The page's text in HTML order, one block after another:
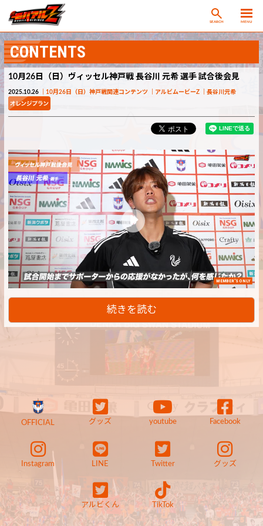
SEARCH MENU
CONTENTS
10月26日（日）ヴィッセル神戸戦 長谷川 元希 選手 試合後会見
2025.10.26 10月26日（日）神戸戦関連コンテンツ アルビムービーZ 長谷川元希
MEMBER'S ONLY
続きを読む
OFFICIAL グッズ youtube Facebook
Instagram LINE Twitter グッズ
アルビくん TikTok